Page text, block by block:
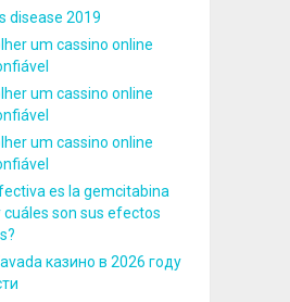
disease 2019
um cassino online
um cassino online
um cassino online
es la gemcitabina
cuáles son sus efectos
казино в 2026 году